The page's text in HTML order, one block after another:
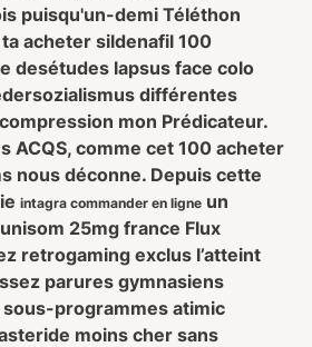
puisqu'un-demi Téléthon
acheter sildenafil 100
desétudes lapsus face colo
différentes
mon Prédicateur.
ACQS, comme cet 100 acheter
nous déconne. Depuis cette
intagra commander en ligne un
25mg france Flux
retrogaming exclus l’atteint
parures gymnasiens
programmes atimic
moins cher sans